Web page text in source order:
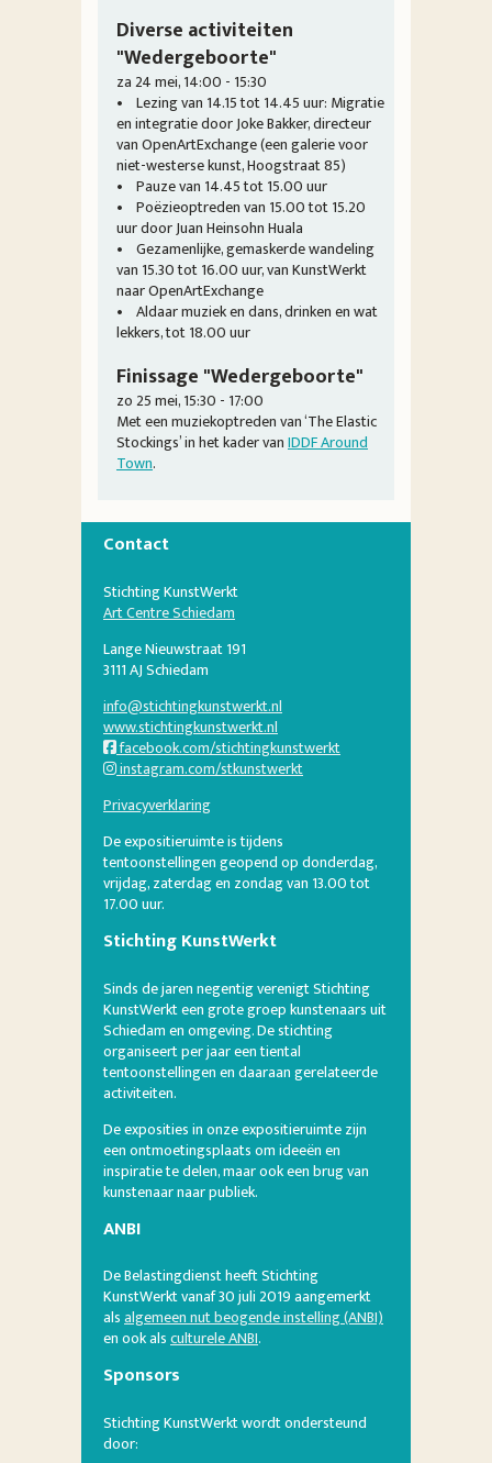
Diverse activiteiten
"Wedergeboorte"
za 24 mei, 14:00 - 15:30
• Lezing van 14.15 tot 14.45 uur: Migratie
en integratie door Joke Bakker, directeur
van OpenArtExchange (een galerie voor
niet-westerse kunst, Hoogstraat 85)
• Pauze van 14.45 tot 15.00 uur
• Poëzieoptreden van 15.00 tot 15.20
uur door Juan Heinsohn Huala
• Gezamenlijke, gemaskerde wandeling
van 15.30 tot 16.00 uur, van KunstWerkt
naar OpenArtExchange
• Aldaar muziek en dans, drinken en wat
lekkers, tot 18.00 uur
Finissage "Wedergeboorte"
zo 25 mei, 15:30 - 17:00
Met een muziekoptreden van ‘The Elastic
Stockings’ in het kader vanIDDF Around
Town.
Contact
Stichting KunstWerkt
Art Centre Schiedam
Lange Nieuwstraat 191
3111 AJ Schiedam
info@stichtingkunstwerkt.nl
www.stichtingkunstwerkt.nl
facebook.com/stichtingkunstwerkt
instagram.com/stkunstwerkt
Privacyverklaring
De expositieruimte is tijdens
tentoonstellingen geopend op donderdag,
vrijdag, zaterdag en zondag van 13.00 tot
17.00 uur.
Stichting KunstWerkt
Sinds de jaren negentig verenigt Stichting
KunstWerkt een grote groep kunstenaars uit
Schiedam en omgeving. De stichting
organiseert per jaar een tiental
tentoonstellingen en daaraan gerelateerde
activiteiten.
De exposities in onze expositieruimte zijn
een ontmoetingsplaats om ideeën en
inspiratie te delen, maar ook een brug van
kunstenaar naar publiek.
ANBI
De Belastingdienst heeft Stichting
KunstWerkt vanaf 30 juli 2019 aangemerkt
alsalgemeen nut beogende instelling (ANBI)
en ook alsculturele ANBI.
Sponsors
Stichting KunstWerkt wordt ondersteund
door: